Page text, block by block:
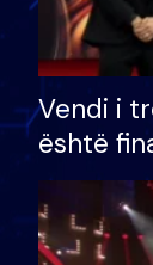
Vendi i
është